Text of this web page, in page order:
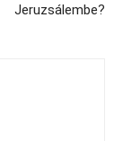
Jeruzsálembe?